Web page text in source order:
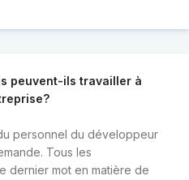
peuvent-ils travailler à
personnel du développeur
Tous les
dernier mot en matière de